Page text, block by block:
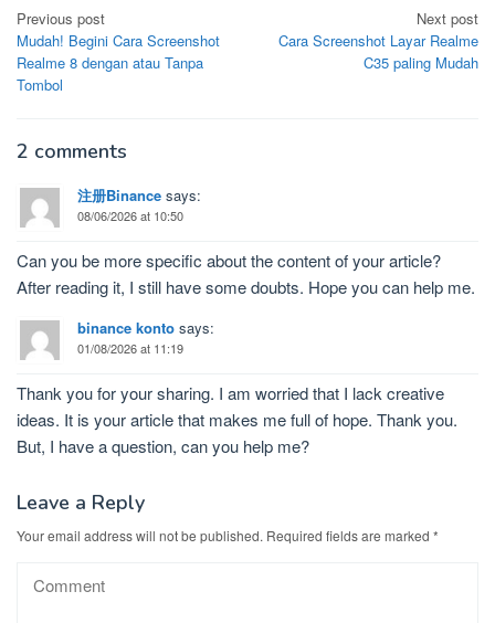
Post
navigation
Previous post
Mudah! Begini Cara Screenshot
Realme 8 dengan atau Tanpa
Tombol
Next post
Cara Screenshot Layar Realme
C35 paling Mudah
2 comments
注册Binance says:
08/06/2026 at 10:50
Can you be more specific about the content of your article?
After reading it, I still have some doubts. Hope you can help me.
binance konto says:
01/08/2026 at 11:19
Thank you for your sharing. I am worried that I lack creative
ideas. It is your article that makes me full of hope. Thank you.
But, I have a question, can you help me?
Leave a Reply
Your email address will not be published. Required fields are marked *